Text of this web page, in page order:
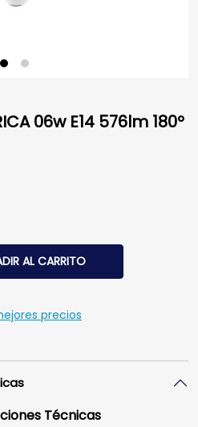
06w E14 576lm 180º
06w E14 576lm 180º 3000K
AL CARRITO
precios
Técnicas